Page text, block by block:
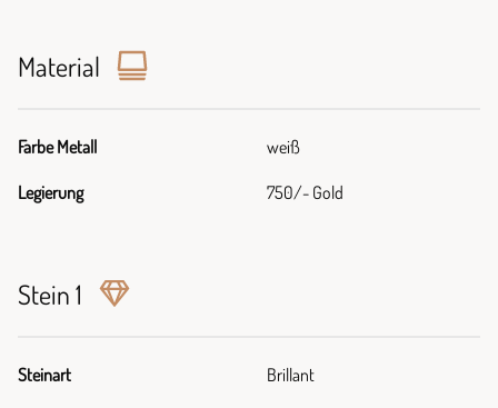
Material
Farbe Metall weiß
Legierung 750/- Gold
Stein 1
Steinart Brillant